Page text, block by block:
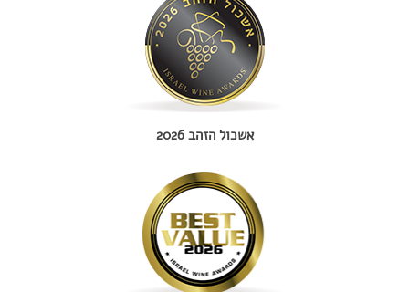
אשכול הזהב 2026